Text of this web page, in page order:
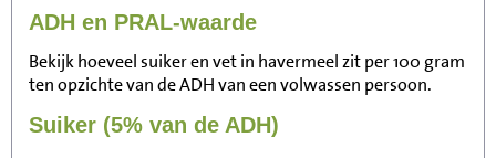
ADH en PRAL-waarde
Bekijk hoeveel suiker en vet in havermeel zit per 100 gram
ten opzichte van de ADH van een volwassen persoon.
Suiker (5% van de ADH)